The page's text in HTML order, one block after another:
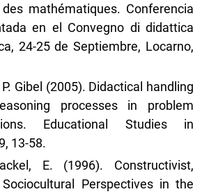
des mathématiques. Conferencia
en el Convegno di didattica
24-25 de Septiembre, Locarno,
Gibel (2005). Didactical handling
processes in problem
Educational Studies in
13-58.
E. (1996). Constructivist,
Perspectives in the